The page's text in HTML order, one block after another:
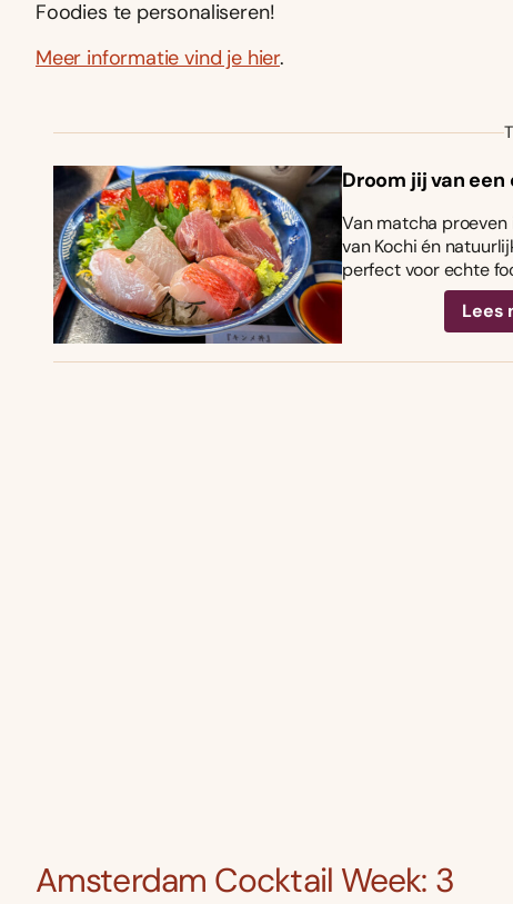
Foodies te personaliseren!
Meer informatie vind je hier.
Droom jij van
Van matcha
van Kochi én
perfect voor echte
Lees
Amsterdam Cocktail Week: 3